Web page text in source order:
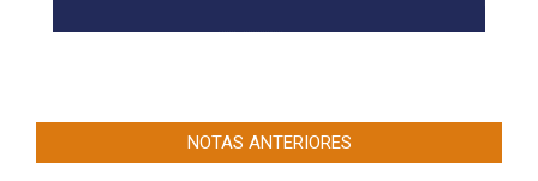
NOTAS ANTERIORES